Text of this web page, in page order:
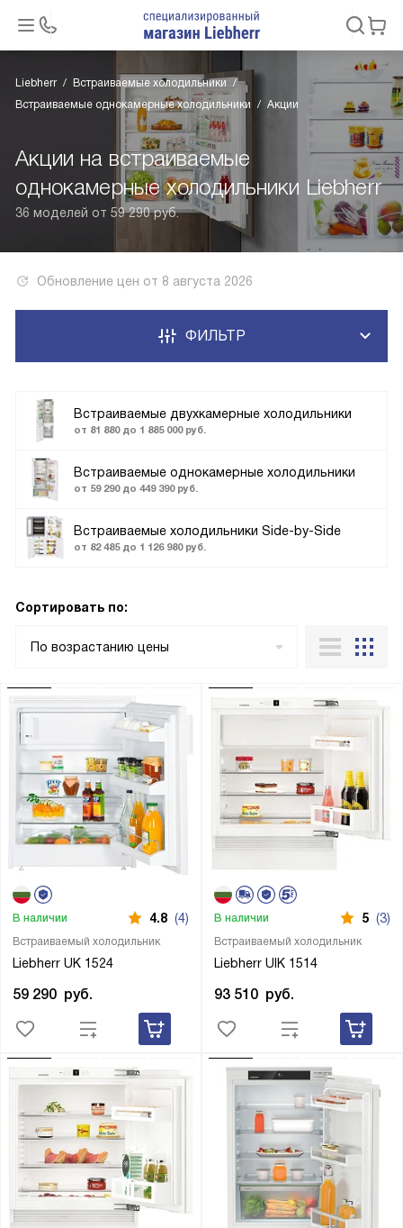
Liebherr
Встраиваемые холодильники
Встраиваемые однокамерные холодильники
Акции
Акции на встраиваемые
однокамерные холодильники Liebherr
36 моделей от 59 290 руб.
Обновление цен от 8 августа 2026
Встраиваемые двухкамерные холодильники
от 81 880 до 1 885 000 руб.
Встраиваемые однокамерные холодильники
от 59 290 до 449 390 руб.
Встраиваемые холодильники Side-by-Side
от 82 485 до 1 126 980 руб.
ФИЛЬТР
Сортировать по:
По возрастанию цены
Встраиваемый холодильник
Liebherr UK 1524
В наличии 4.8 (4)
59 290 руб.
Встраиваемый холодильник
Liebherr UIK 1514
В наличии 5 (3)
93 510 руб.